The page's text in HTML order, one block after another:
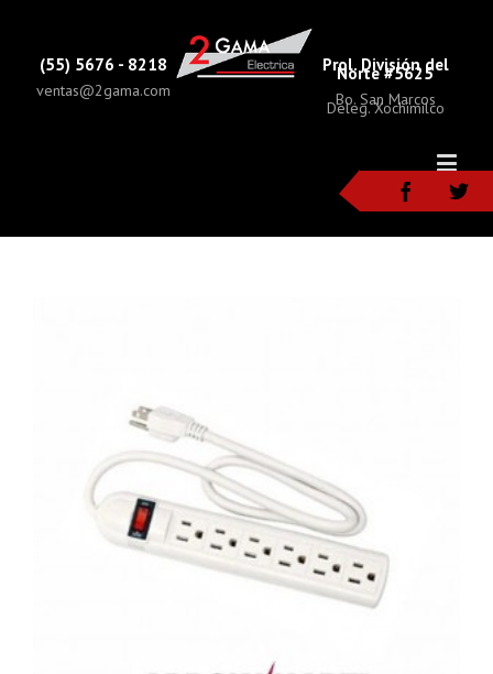
(55) 5676 - 8218
ventas@2gama.com
Prol. División del
Norte #5625
Bo. San Marcos
Deleg. Xochimilco